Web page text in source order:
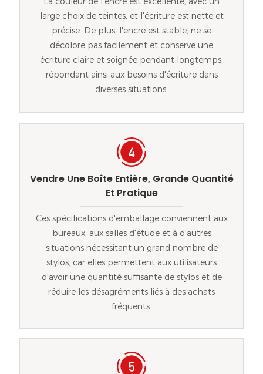
large choix de teintes, et l'écriture est nette et
précise. De plus, l'encre est stable, ne se
décolore pas facilement et conserve une
écriture claire et soignée pendant longtemps,
répondant ainsi aux besoins d'écriture dans
diverses situations.
Vendre Une Boîte Entière, Grande Quantité
Et Pratique
Ces spécifications d'emballage conviennent aux
bureaux, aux salles d'étude et à d'autres
situations nécessitant un grand nombre de
stylos, car elles permettent aux utilisateurs
d'avoir une quantité suffisante de stylos et de
réduire les désagréments liés à des achats
fréquents.